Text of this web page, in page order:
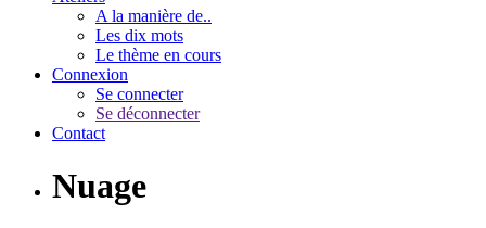
A la manière de..
Les dix mots
Le thème en cours
Connexion
Se connecter
Se déconnecter
Contact
Nuage